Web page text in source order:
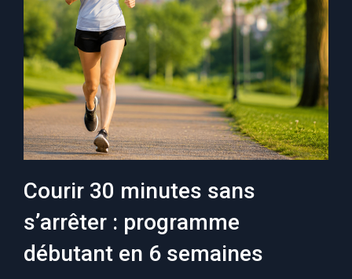
Courir 30 minutes sans
s’arrêter : programme
débutant en 6 semaines